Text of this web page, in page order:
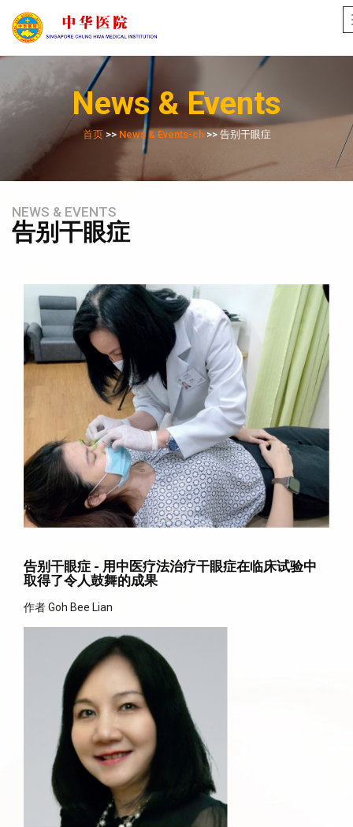
News & Events
首页>> News & Events-ch>> 告别干眼症
NEWS & EVENTS
告别干眼症
告别干眼症 - 用中医疗法治疗干眼症在临床试验中
取得了令人鼓舞的成果
作者 Goh Bee Lian